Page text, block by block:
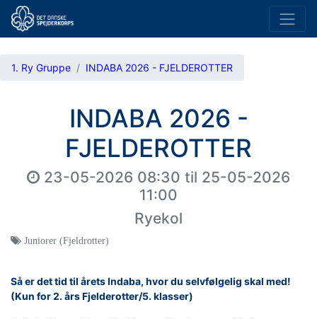
1. Ry Gruppe INDABA 2026 - FJELDEROTTER
INDABA 2026 -
FJELDEROTTER
23-05-2026 08:30 til 25-05-2026
11:00
Ryekol
Juniorer (Fjeldrotter)
Så er det tid til årets Indaba, hvor du selvfølgelig skal med!
(Kun for 2. års Fjelderotter/5. klasser)